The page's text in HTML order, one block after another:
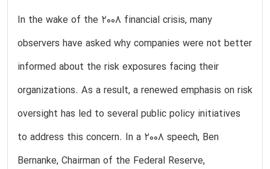
In the wake of the 2008 financial crisis, many
observers have asked why companies were not better
informed about the risk exposures facing their
organizations. As a result, a renewed emphasis on risk
oversight has led to several public policy initiatives
to address this concern. In a 2008 speech, Ben
Bernanke, Chairman of the Federal Reserve,